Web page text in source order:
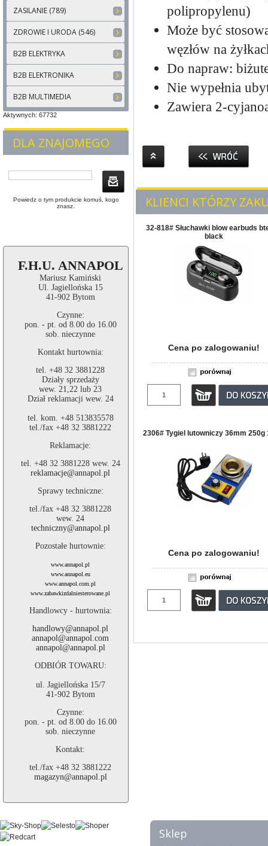
ZASILANIE (789)
ZDROWIE I URODA (546)
B2B ELEKTRYKA
B2B ELEKTRONIKA
B2B MULTIMEDIA
Aktywnych: 67732
DLA ZNAJOMEGO
Powiedz o tym produkcie komuś, kogo
znasz.
F.H.U. ANNAPOL
Mariusz Kamiński
Ul. Jagiellońska 15
41-902 Bytom
Czynne:
pon. - pt. od 8.00 do 16.00
sob. nieczynne
Kontakt hurtownia:
tel. +48 32 3881228
Działy sprzedaży
wew. 21,22 lub 23
Dział reklamacji wew. 24
tel. kom. +48 513835578
tel./fax +48 32 3881222
Reklamacje:
tel. +48 32 3881228 wew. 24
reklamacje@annapol.pl
Sprawy techniczne:
tel./fax +48 32 3881228
wew. 24
techniczny@annapol.pl
Pozostałe hurtownie:
www.annapol.pl
www.annapol.eu
www.annapol.com.pl
www.zabawkizdalniesterowane.pl
Handlowcy - hurtownia:
handlowy@annapol.pl
annapol@annapol.com
annapol@annapol.pl
ODBIÓR TOWARU:
ul. Jagiellońska 15/7
41-902 Bytom
Czynne:
pon. - pt. od 8.00 do 16.00
sob. nieczynne
Kontakt:
tel./fax +48 32 3881222
magazyn@annapol.pl
polipropylenu)
Może być
węzłów na
Do napraw:
Nie wypełnia
Zawiera 2-
KLIENCI KTÓRZY
32-818# Słuchawki blow earbuds
black
Cena po zalogowaniu!
2306# Tygiel lutowniczy 36mm 250g
Cena po zalogowaniu!
Sklep